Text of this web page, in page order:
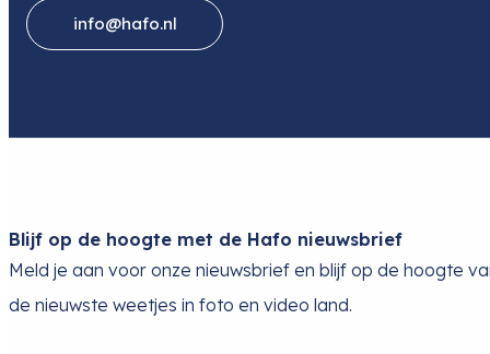
info@hafo.nl
Blijf op de hoogte met de Hafo nieuwsbrief
Meld je aan voor onze nieuwsbrief en blijf op de hoogte
de nieuwste weetjes in foto en video land.